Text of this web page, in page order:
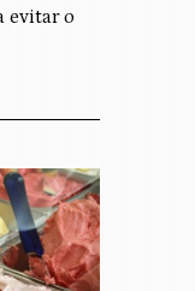
evitar o